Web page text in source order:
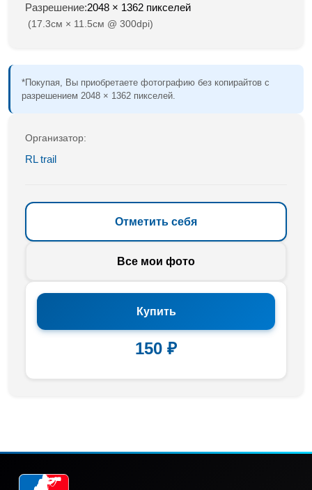
Разрешение:2048 × 1362 пикселей
(17.3см × 11.5см @ 300dpi)
*Покупая, Вы приобретаете фотографию без копирайтов с
разрешением 2048 × 1362 пикселей.
Организатор:
RL trail
Отметить себя
Все мои фото
Купить
150 ₽